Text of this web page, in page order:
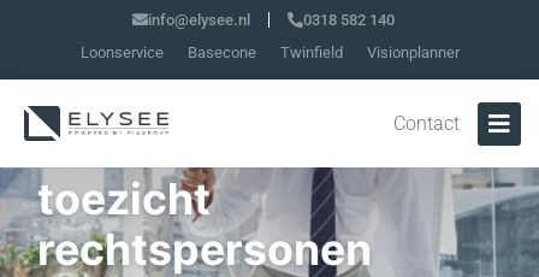
info@elysee.nl
0318 582 140
Loonservice
Basecone Twinfield Visionplanner
Contact
Wet bestuur en
toezicht
rechtspersonen